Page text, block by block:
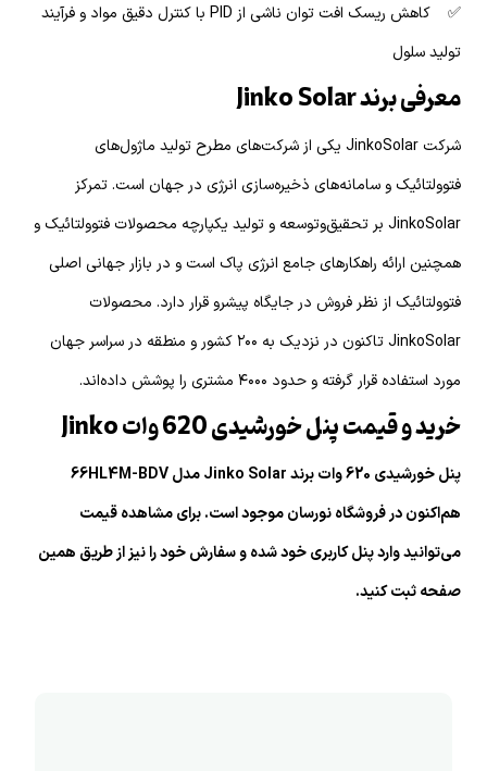
✅ کاهش ریسک افت توان ناشی از PID با کنترل دقیق مواد و فرآیند
تولید سلول
معرفی برند Jinko Solar
شرکت JinkoSolar یکی از شرکت‌های مطرح تولید ماژول‌های
فتوولتائیک و سامانه‌های ذخیره‌سازی انرژی در جهان است. تمرکز
JinkoSolar بر تحقیق‌وتوسعه و تولید یکپارچه محصولات فتوولتائیک و
همچنین ارائه راهکارهای جامع انرژی پاک است و در بازار جهانی اصلی
فتوولتائیک از نظر فروش در جایگاه پیشرو قرار دارد. محصولات
JinkoSolar تاکنون در نزدیک به ۲۰۰ کشور و منطقه در سراسر جهان
مورد استفاده قرار گرفته و حدود ۴۰۰۰ مشتری را پوشش داده‌اند.
خرید و قیمت پنل خورشیدی 620 وات Jinko
پنل خورشیدی 620 وات برند Jinko Solar مدل 66HL4M-BDV
هم‌اکنون در فروشگاه نورسان موجود است. برای مشاهده قیمت
می‌توانید وارد پنل کاربری خود شده و سفارش خود را نیز از طریق همین
صفحه ثبت کنید.